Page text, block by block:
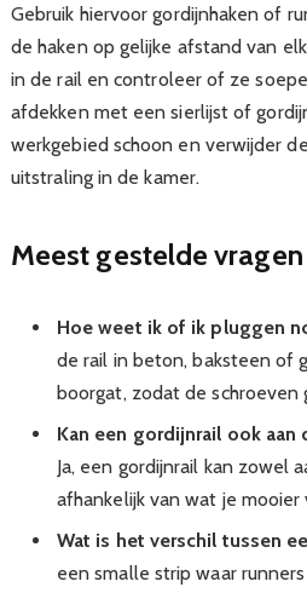
Gebruik hiervoor gordijnhaken of
de haken op gelijke afstand van
in de rail en controleer of ze
afdekken met een sierlijst of
werkgebied schoon en verwijder
uitstraling in de kamer.
Meest gestelde
Hoe weet ik of ik pluggen
de rail in beton, baksteen of
boorgat, zodat de
Kan een gordijnrail ook
Ja, een gordijnrail kan zowel
afhankelijk van wat je
Wat is het verschil tussen
een smalle strip waar